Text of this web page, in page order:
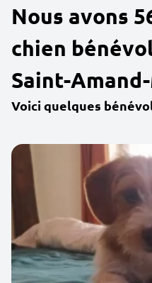
Nous avons
chien
Saint-
Voici quelques